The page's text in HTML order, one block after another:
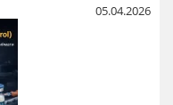
05.04.2026